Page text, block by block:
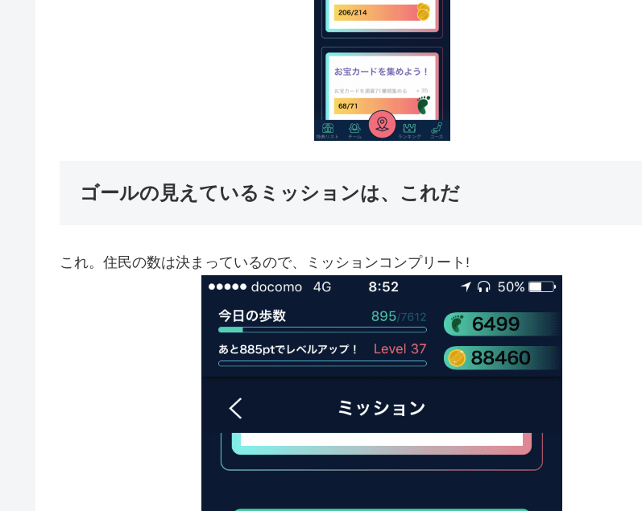
ゴールの見えているミッションは、これだ
これ。住民の数は決まっているので、ミッションコンプリート!